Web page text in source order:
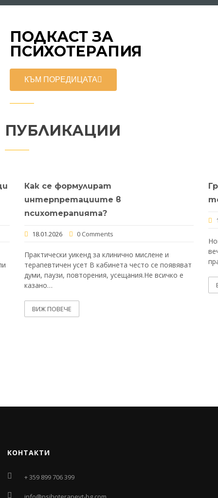
ПОДКАСТ ЗА
ПСИХОТЕРАПИЯ
КЪМ ПОРЕДИЦАТА
ПУБЛИКАЦИИ
Как се формулират
интерпретациите в
психотерапията?
18.01.2026 0 Comments
Практически уикенд за клинично мислене и
терапевтичен усет В кабинета често се появяват
думи, паузи, повторения, усещания.Не всичко е
казано…
ВИЖ ПОВЕЧЕ
КОНТАКТИ
+ 359 899 706 399